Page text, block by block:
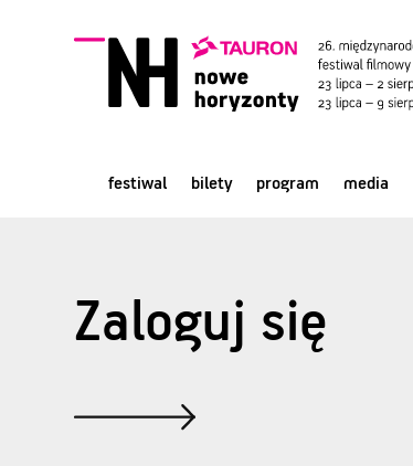
festiwal bilety program media
Zaloguj się